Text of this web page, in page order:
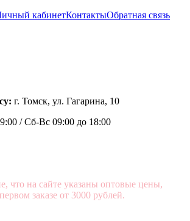
кабинетКонтактыОбратная связь
г. Томск, ул. Гагарина, 10
/Сб-Вс 09:00 до 18:00
что на сайте указаны оптовые цены,
заказе от 3000 рублей.